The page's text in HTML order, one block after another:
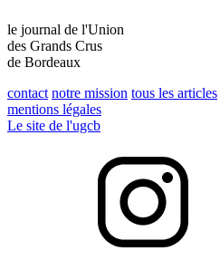
le journal de l'Union
des Grands Crus
de Bordeaux
contact notre mission tous les articles
mentions légales
Le site de l'ugcb